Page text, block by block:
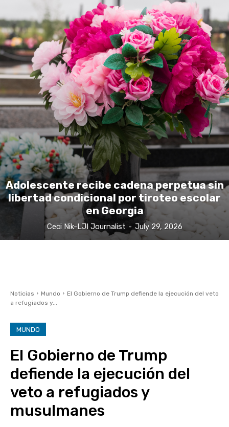
Adolescente recibe cadena perpetua sin
libertad condicional por tiroteo escolar
en Georgia
Ceci Nik-LJI Journalist - July 29, 2026